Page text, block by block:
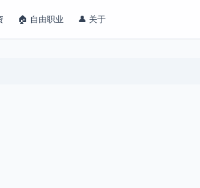
🏠 自由职业 👤 关于